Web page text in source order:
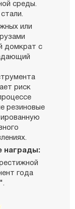
среды.
или
домкрат с
риск
резиновые
награды:
года